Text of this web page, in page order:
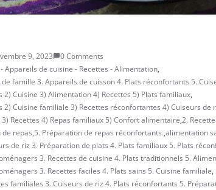
9, 2023
0 Comments
Appareils de cuisine - Recettes - Alimentation,
famille 3. Appareils de cuisson 4. Plats réconfortants 5.
Cuisine 3) Alimentation 4) Recettes 5) Plats familiaux,
Cuisine familiale 3) Recettes réconfortantes 4) Cuiseurs de
Recettes 4) Repas familiaux 5) Confort alimentaire,2.
repas,5. Préparation de repas réconfortants.,alimentation
de riz 3. Préparation de plats 4. Plats familiaux 5. Plats
3. Recettes de cuisine 4. Plats traditionnels 5.
3. Recettes faciles 4. Plats sains 5. Cuisine familiale,
familiales 3. Cuiseurs de riz 4. Plats réconfortants 5.